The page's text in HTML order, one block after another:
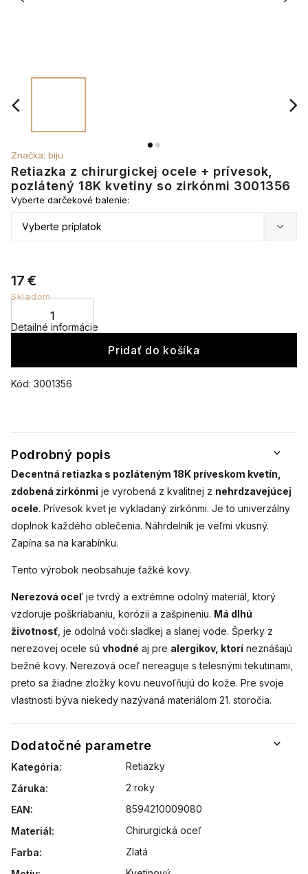
Retiazka z chirurgickej ocele + prívesok,
pozlátený 18K kvetiny so zirkónmi 3001356
Kód: 3001356
Značka: biju
17 €
Skladom
Vyberte darčekové balenie:
Pridať do košíka
Detailné informácie
Podrobný popis
Decentná retiazka s pozláteným 18K príveskom kvetín,
zdobená zirkónmi je vyrobená z kvalitnej z nehrdzavejúcej
ocele. Prívesok kvet je vykladaný zirkónmi. Je to univerzálny
doplnok každého oblečenia. Náhrdelník je veľmi vkusný.
Zapína sa na karabínku.
Tento výrobok neobsahuje ťažké kovy.
Nerezová oceľ je tvrdý a extrémne odolný materiál, ktorý
vzdoruje poškriabaniu, korózii a zašpineniu. Má dlhú
životnosť , je odolná voči sladkej a slanej vode. Šperky z
nerezovej ocele sú vhodné aj pre alergikov, ktorí neznášajú
bežné kovy. Nerezová oceľ nereaguje s telesnými tekutinami,
preto sa žiadne zložky kovu neuvoľňujú do kože. Pre svoje
vlastnosti býva niekedy nazývaná materiálom 21. storočia.
Dodatočné parametre
Kategória:
Retiazky
Záruka:
2 roky
EAN:
8594210009080
Materiál:
Chirurgická oceľ
Farba:
Zlatá